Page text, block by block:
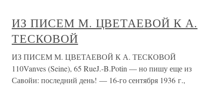
ИЗ ПИСЕМ М. ЦВЕТАЕВОЙ К А.
ТЕСКОВОЙ
ИЗ ПИСЕМ М. ЦВЕТАЕВОЙ К А. ТЕСКОВОЙ
110Vanves (Seine), 65 RueJ.-B.Potin — но пишу еще из
Савойи: последний день! — 16-го сентября 1936 г.,